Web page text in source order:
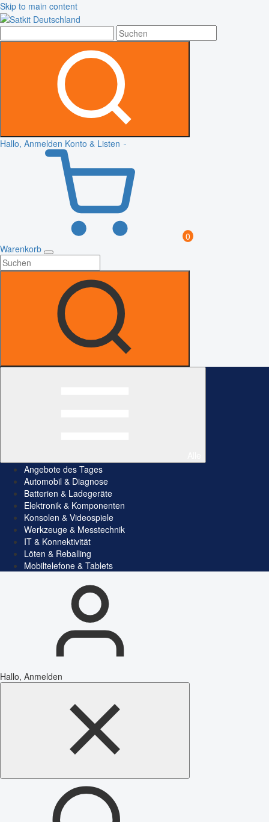
Skip to main content
Hallo, Anmelden Konto & Listen
0
Warenkorb
Angebote des Tages
Automobil & Diagnose
Batterien & Ladegeräte
Elektronik & Komponenten
Konsolen & Videospiele
Werkzeuge & Messtechnik
IT & Konnektivität
Löten & Reballing
Mobiltelefone & Tablets
Hallo, Anmelden